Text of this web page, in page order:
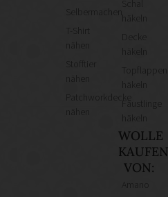
Selbermachen
T-Shirt
Stofftier
Patchworkdecke
häkeln
Topflappen
häkeln
Fäustlinge
häkeln
WOLLE
KAUFEN
VON: